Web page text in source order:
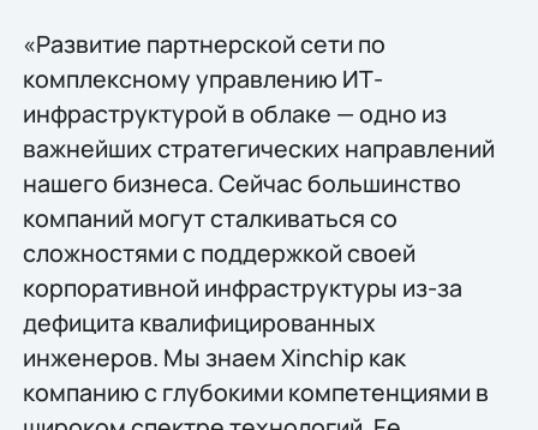
«Развитие партнерской сети по
комплексному управлению ИТ-
инфраструктурой в облаке — одно из
важнейших стратегических направлений
нашего бизнеса. Сейчас большинство
компаний могут сталкиваться со
сложностями с поддержкой своей
корпоративной инфраструктуры из-за
дефицита квалифицированных
инженеров. Мы знаем Xinchip как
компанию с глубокими компетенциями в